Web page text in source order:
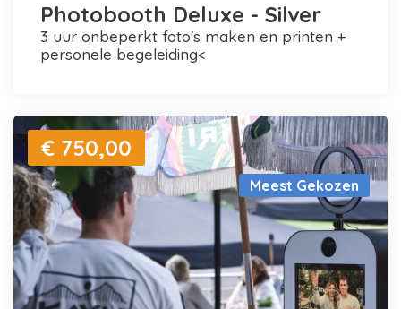
Photobooth Deluxe - Silver
3 uur onbeperkt foto's maken en printen +
personele begeleiding<
Meest Gekozen
€ 750,00